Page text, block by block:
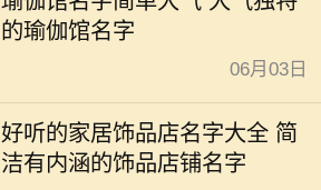
的瑜伽馆名字
06月03日
好听的家居饰品店名字大全 简
洁有内涵的饰品店铺名字